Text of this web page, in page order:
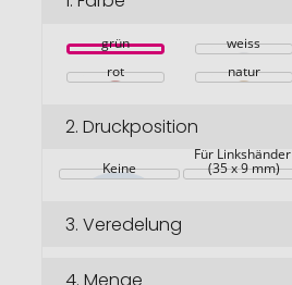
grün weiss
rot
natur
2. Druckposition
Keine
Für Linkshänder
(35 x 9 mm)
3. Veredelung